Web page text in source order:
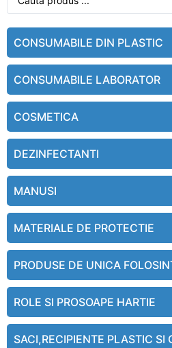
CONSUMABILE DIN PLASTIC
CONSUMABILE LABORATOR
COSMETICA
DEZINFECTANTI
MANUSI
MATERIALE DE PROTECTIE
PRODUSE DE UNICA
ROLE SI PROSOAPE HARTIE
SACI,RECIPIENTE PLASTIC SI